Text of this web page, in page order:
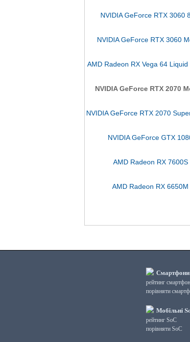
NVIDIA GeForce RTX 3060
NVIDIA GeForce RTX 3060
AMD Radeon RX Vega 64 Liquid
NVIDIA GeForce RTX 2070
NVIDIA GeForce RTX 2070
NVIDIA GeForce GTX
AMD Radeon RX 7600S
AMD Radeon RX 6650M
Смартфони
рейтинг
порівняти
Мобільні
рейтинг SoC
порівняти SoC